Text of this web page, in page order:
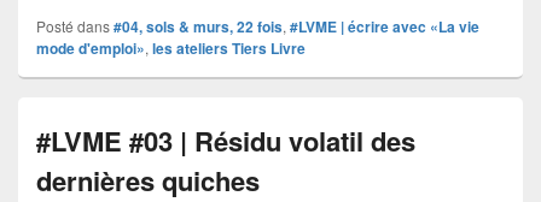
Posté dans#04, sols & murs, 22 fois, #LVME | écrire avec «La vie
mode d'emploi», les ateliers Tiers Livre
#LVME #03 | Résidu volatil des
dernières quiches